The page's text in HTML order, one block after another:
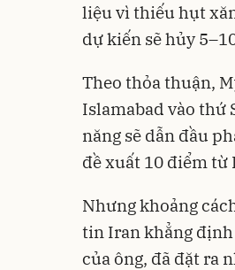
liệu vì thiếu hụt
dự kiến sẽ hủy
Theo thỏa thuận,
Islamabad vào thứ
năng sẽ dẫn đầu
đề xuất 10 điểm từ
Nhưng khoảng
tin Iran khẳng
của ông, đã đặt ra